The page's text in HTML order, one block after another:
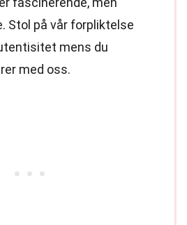
Stol på vår forpliktelse
mens du
med oss.